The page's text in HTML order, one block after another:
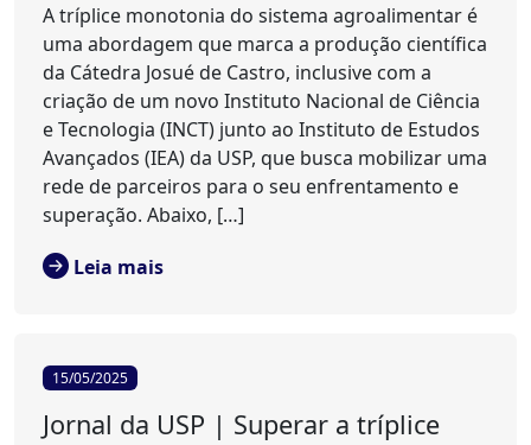
A tríplice monotonia do sistema agroalimentar é
uma abordagem que marca a produção científica
da Cátedra Josué de Castro, inclusive com a
criação de um novo Instituto Nacional de Ciência
e Tecnologia (INCT) junto ao Instituto de Estudos
Avançados (IEA) da USP, que busca mobilizar uma
rede de parceiros para o seu enfrentamento e
superação. Abaixo, […]
Leia mais
15/05/2025
Jornal da USP | Superar a tríplice